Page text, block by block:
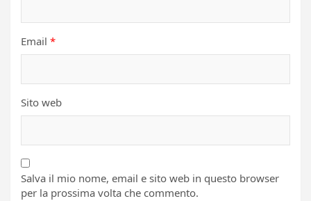
Email *
Sito web
Salva il mio nome, email e sito web in questo browser
per la prossima volta che commento.